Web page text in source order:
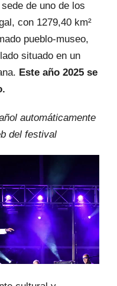
de uno de los
con 1279,40 km²
pueblo-museo,
situado en un
Este año 2025 se
automáticamente
del festival